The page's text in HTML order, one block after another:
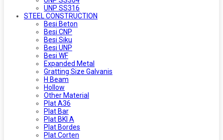
UNP SS316
STEEL CONSTRUCTION
Besi Beton
Besi CNP
Besi Siku
Besi UNP
Besi WF
Expanded Metal
Gratting Size Galvanis
H Beam
Hollow
Other Material
Plat A36
Plat Bar
Plat BKI A
Plat Bordes
Plat Corten